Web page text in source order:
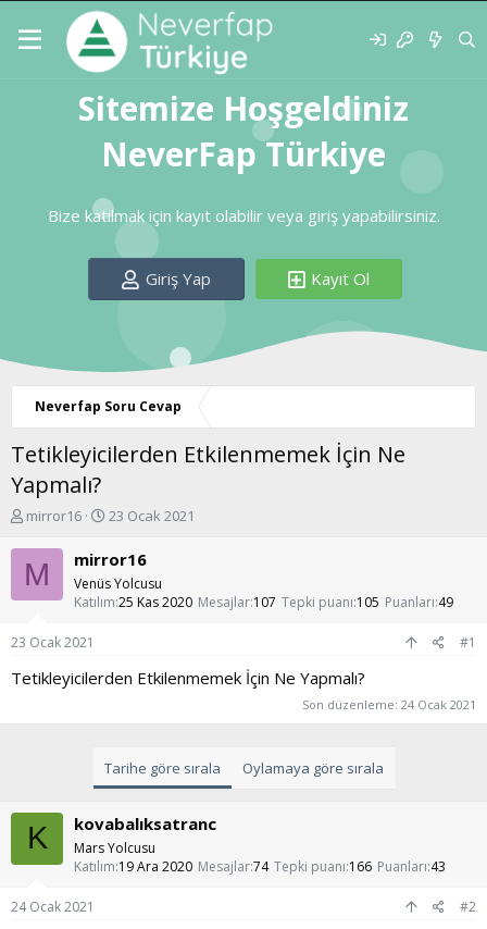
Sitemize Hoşgeldiniz
NeverFap Türkiye
Bize katılmak için kayıt olabilir veya giriş yapabilirsiniz.
Giriş Yap Kayıt Ol
Neverfap Soru Cevap
Tetikleyicilerden Etkilenmemek İçin Ne
Yapmalı?
K
n
u
a
ş
l
t
mirror16
B
ş
a
n
ç
t
r
h
i
23 Ocak 2021
M mirror16
Venüs Yolcusu
Katılım 25 Kas 2020 Mesajlar 107 Tepki puanı 105 Puanları 49
23 Ocak 2021 #1
Tetikleyicilerden Etkilenmemek İçin Ne Yapmalı?
Son düzenleme: 24 Ocak 2021
Tarihe göre sırala Oylamaya göre sırala
K kovabalıksatranc
Mars Yolcusu
Katılım 19 Ara 2020 Mesajlar74 Tepki puanı 166 Puanları 43
24 Ocak 2021 #2